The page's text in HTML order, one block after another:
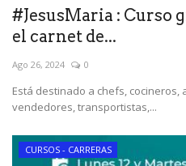
#JesusMaria : Curso
el carnet de...
Ago 26, 2024 0
Está destinado a chefs, cocineros,
vendedores, transportistas,...
CURSOS - CARRERAS